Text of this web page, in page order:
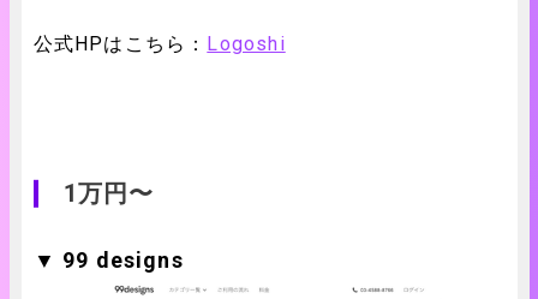
公式HPはこちら： Logoshi
1万円〜
▼ 99 designs